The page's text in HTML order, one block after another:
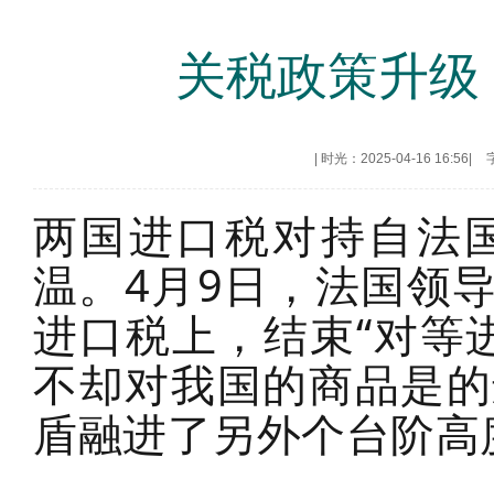
关税政策升
时光：2025-04-16 16:56
两国进口税对持自法
温。4月9日，法国领
进口税上，结束“对等
不却对我国的商品是
盾融进了另外个台阶高